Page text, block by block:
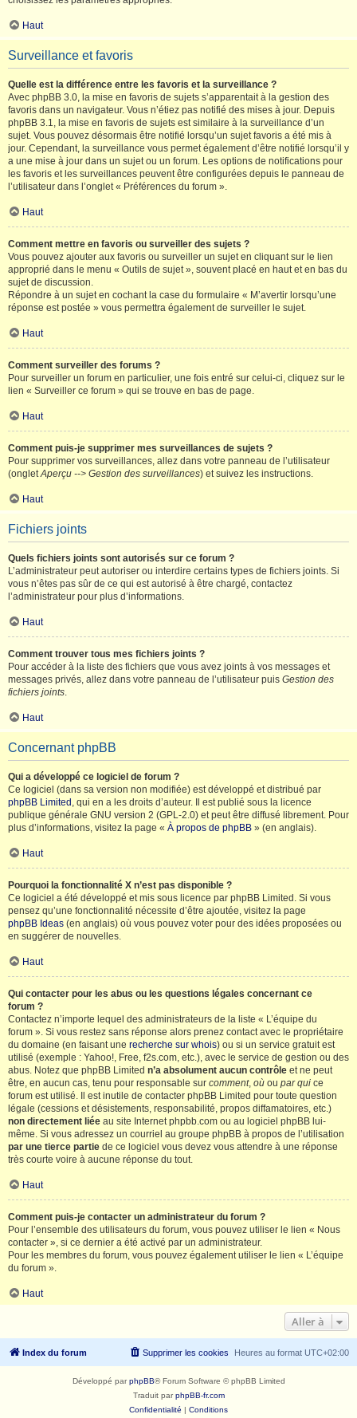
Haut
Surveillance et favoris
Quelle est la différence entre les favoris et la surveillance ?
Avec phpBB 3.0, la mise en favoris de sujets s’apparentait à la gestion des
favoris dans un navigateur. Vous n’étiez pas notifié des mises à jour. Depuis
phpBB 3.1, la mise en favoris de sujets est similaire à la surveillance d’un
sujet. Vous pouvez désormais être notifié lorsqu’un sujet favoris a été mis à
jour. Cependant, la surveillance vous permet également d’être notifié lorsqu’il y
a une mise à jour dans un sujet ou un forum. Les options de notifications pour
les favoris et les surveillances peuvent être configurées depuis le panneau de
l’utilisateur dans l’onglet « Préférences du forum ».
Haut
Comment mettre en favoris ou surveiller des sujets ?
Vous pouvez ajouter aux favoris ou surveiller un sujet en cliquant sur le lien
approprié dans le menu « Outils de sujet », souvent placé en haut et en bas du
sujet de discussion.
Répondre à un sujet en cochant la case du formulaire « M’avertir lorsqu’une
réponse est postée » vous permettra également de surveiller le sujet.
Haut
Comment surveiller des forums ?
Pour surveiller un forum en particulier, une fois entré sur celui-ci, cliquez sur le
lien « Surveiller ce forum » qui se trouve en bas de page.
Haut
Comment puis-je supprimer mes surveillances de sujets ?
Pour supprimer vos surveillances, allez dans votre panneau de l’utilisateur
(ongletAperçu --> Gestion des surveillances) et suivez les instructions.
Haut
Fichiers joints
Quels fichiers joints sont autorisés sur ce forum ?
L’administrateur peut autoriser ou interdire certains types de fichiers joints. Si
vous n’êtes pas sûr de ce qui est autorisé à être chargé, contactez
l’administrateur pour plus d’informations.
Haut
Comment trouver tous mes fichiers joints ?
Pour accéder à la liste des fichiers que vous avez joints à vos messages et
messages privés, allez dans votre panneau de l’utilisateur puis Gestion des
fichiers joints.
Haut
Concernant phpBB
Qui a développé ce logiciel de forum ?
Ce logiciel (dans sa version non modifiée) est développé et distribué par
phpBB Limited , qui en a les droits d’auteur. Il est publié sous la licence
publique générale GNU version 2 (GPL-2.0) et peut être diffusé librement. Pour
plus d’informations, visitez la page « À propos de phpBB » (en anglais).
Haut
Pourquoi la fonctionnalité X n’est pas disponible ?
Ce logiciel a été développé et mis sous licence par phpBB Limited. Si vous
pensez qu’une fonctionnalité nécessite d’être ajoutée, visitez la page
phpBB Ideas (en anglais) où vous pouvez voter pour des idées proposées ou
en suggérer de nouvelles.
Haut
Qui contacter pour les abus ou les questions légales concernant ce
forum ?
Contactez n’importe lequel des administrateurs de la liste « L’équipe du
forum ». Si vous restez sans réponse alors prenez contact avec le propriétaire
du domaine (en faisant une recherche sur whois) ou si un service gratuit est
utilisé (exemple : Yahoo!, Free, f2s.com, etc.), avec le service de gestion ou des
abus. Notez que phpBB Limited n’a absolument aucun contrôle et ne peut
être, en aucun cas, tenu pour responsable sur comment, où ou par qui ce
forum est utilisé. Il est inutile de contacter phpBB Limited pour toute question
légale (cessions et désistements, responsabilité, propos diffamatoires, etc.)
non directement liée au site Internet phpbb.com ou au logiciel phpBB lui-
même. Si vous adressez un courriel au groupe phpBB à propos de l’utilisation
par une tierce partie de ce logiciel vous devez vous attendre à une réponse
très courte voire à aucune réponse du tout.
Haut
Comment puis-je contacter un administrateur du forum ?
Pour l’ensemble des utilisateurs du forum, vous pouvez utiliser le lien « Nous
contacter », si ce dernier a été activé par un administrateur.
Pour les membres du forum, vous pouvez également utiliser le lien « L’équipe
du forum ».
Haut
Aller à
Index du forum Heures au format UTC+02:00
Supprimer les cookies
Développé parphpBB® Forum Software © phpBB Limited
Traduit parphpBB-fr.com
Confidentialité | Conditions